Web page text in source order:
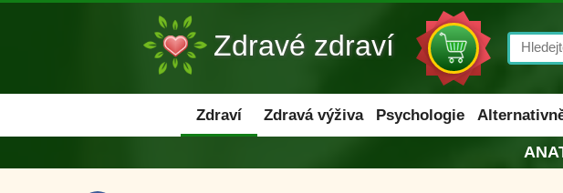
Zdravé zdraví
Zdraví Zdravá výživa Psychologie